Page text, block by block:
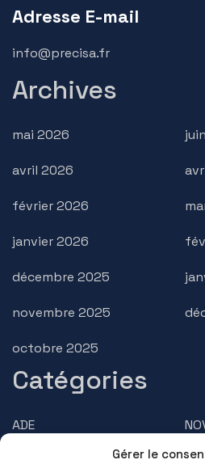
Gérer le
Adresse E-mail
info@precisa.fr
Archives
mai 2026
avril 2026
février 2026
janvier 2026
décembre 2025
novembre 2025
octobre 2025
Catégories
ADE